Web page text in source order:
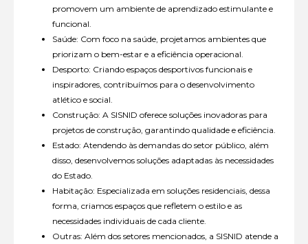
promovem um ambiente de aprendizado estimulante e
funcional.
Saúde: Com foco na saúde, projetamos ambientes que
priorizam o bem-estar e a eficiência operacional.
Desporto: Criando espaços desportivos funcionais e
inspiradores, contribuímos para o desenvolvimento
atlético e social.
Construção: A SISNID oferece soluções inovadoras para
projetos de construção, garantindo qualidade e eficiência.
Estado: Atendendo às demandas do setor público, além
disso, desenvolvemos soluções adaptadas às necessidades
do Estado.
Habitação: Especializada em soluções residenciais, dessa
forma, criamos espaços que refletem o estilo e as
necessidades individuais de cada cliente.
Outras: Além dos setores mencionados, a SISNID atende a